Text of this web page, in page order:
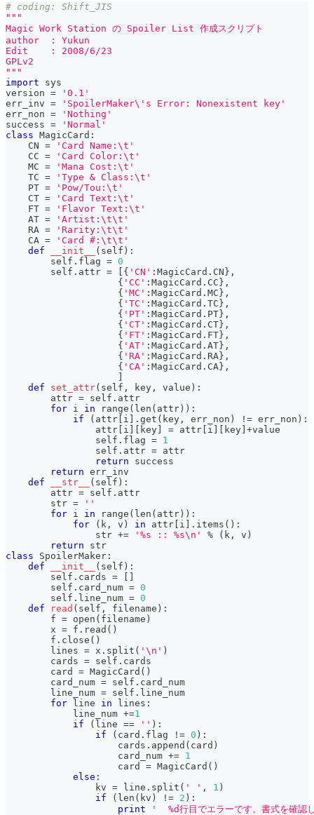
# coding: Shift_JIS
"""
Magic Work Station の Spoiler List 作成スクリプト
author  : Yukun
Edit    : 2008/6/23
GPLv2
"""
import sys
version =
'0.1'
err_inv =
'SpoilerMaker\'s Error: Nonexistent key'
err_non =
'Nothing'
success =
'Normal'
class MagicCard :
    CN
=
'Card Name:\t'
    CC
=
'Card Color:\t'
    MC
=
'Mana Cost:\t'
    TC
=
'Type & Class:\t'
    PT
=
'Pow/Tou:\t'
    CT
=
'Card Text:\t'
    FT
=
'Flavor Text:\t'
    AT
=
'Artist:\t\t'
    RA
=
'Rarity:\t\t'
    CA
=
'Card #:\t\t'
def
__init__ ( self ) :
        self
. flag = 0
        self
. attr = [ { 'CN' : MagicCard . CN} ,
{ 'CC' : MagicCard . CC} ,
{ 'MC' : MagicCard . MC} ,
{ 'TC' : MagicCard . TC} ,
{ 'PT' : MagicCard . PT} ,
{ 'CT' : MagicCard . CT} ,
{ 'FT' : MagicCard . FT} ,
{ 'AT' : MagicCard . AT} ,
{ 'RA' : MagicCard . RA} ,
{ 'CA' : MagicCard . CA} ,
]
def
set_attr( self , key , value ) :
        attr
= self . attr
for i in range ( len ( attr) ) :
if
( attr [ i ] . get ( key , err_non ) != err_non ) :
                attr
[ i ] [ key] = attr [ i ] [ key] +value
                self
. flag = 1
                self
. attr = attr
return success
return err_inv
def
__str__ ( self ) :
        attr
= self . attr
str =
''
for i in range ( len ( attr) ) :
for
( k , v ) in attr [ i ] . items ( ) :
str += '%s :: %s\n' % ( k , v )
return
str
class
SpoilerMaker :
def
__init__ ( self ) :
        self
. cards = [ ]
        self
. card_num = 0
        self
. line_num = 0
def
read ( self , filename ) :
        f
= open ( filename )
        x
= f . read ( )
        f
. close ( )
        lines
= x . split ( '\n' )
        cards
= self . cards
        card
= MagicCard ( )
        card_num
= self . card_num
        line_num
= self . line_num
for line in lines :
            line_num
+=1
if
( line == '' ) :
if
( card . flag != 0 ) :
                    cards
. append ( card )
                    card_num
+= 1
                    card
= MagicCard ( )
else :
                kv
= line . split ( ' ' , 1 )
if
( len ( kv ) != 2 ) :
print
'  %d行目でエラーです。書式を確認